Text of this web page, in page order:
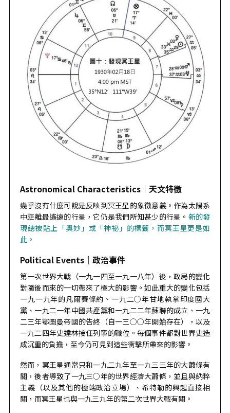
Astronomical Characteristics｜ 天文特徵
幾乎沒有什麼可說是反映到冥王星的象徵意義。作為太陽系
中距離最遙遠的行星，它仍是我們所知甚少的行星。 新的發
現總被貼上「奧妙」或「神祕」的標籤，而冥王星更是如
此。
Political Events｜ 政治事件
第一次世界大戰（一九一四至一九一八年）後，政局的變化
對隨後而來的一切帶來了極大的影響。如此重大的變化包括
一九一九年的凡爾賽條約、一九二○年甘地執掌印度國大
黨、一九二一年中國共產黨和一九二二年蘇聯的成立、一九
二三年鄂圖曼帝國的告終（自一三○○年開始存在），以及
一九二四年史達林接任列寧的職位。每個事件都對世界史造
成沉重的負擔，至今仍可見到這些衝擊所帶來的影響。
然而，冥王星通常只和一九二九年至一九三三年的大蕭條有
關，後者導致了一九三○年的世界經濟大蕭條，並且與納粹
主義（以及其他的極端政治立場）、希特勒的興起直接相
關，而冥王星也與一九三九年的第二次世界大戰有關。